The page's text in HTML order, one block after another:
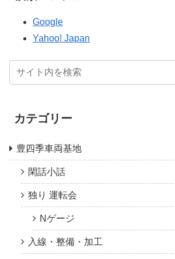
Google
Yahoo! Japan
カテゴリー
豊四季車両基地
閑話小話
独り 運転会
Nゲージ
入線・整備・加工